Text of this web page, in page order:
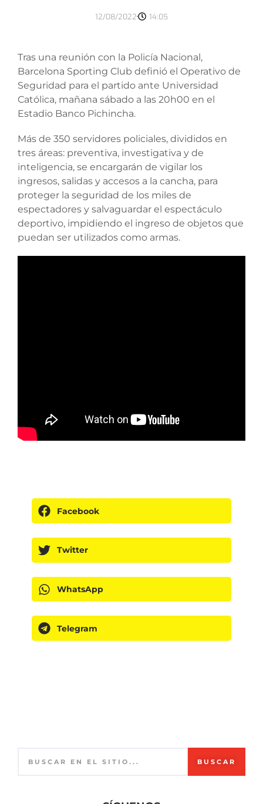
12/08/2022 14:05
Tras una reunión con la Policía Nacional,
Barcelona Sporting Club definió el Operativo de
Seguridad para el partido ante Universidad
Católica, mañana sábado a las 20h00 en el
Estadio Banco Pichincha.
Más de 350 servidores policiales, divididos en
tres áreas: preventiva, investigativa y de
inteligencia, se encargarán de vigilar los
ingresos, salidas y accesos a la cancha, para
proteger la seguridad de los miles de
espectadores y salvaguardar el espectáculo
deportivo, impidiendo el ingreso de objetos que
puedan ser utilizados como armas.
Facebook
Twitter
WhatsApp
Telegram
BUSCAR